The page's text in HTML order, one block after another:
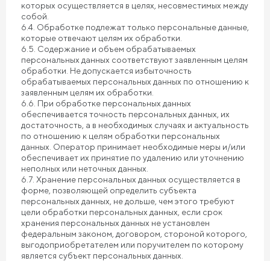
которых осуществляется в целях, несовместимых между
собой.
6.4. Обработке подлежат только персональные данные,
которые отвечают целям их обработки.
6.5. Содержание и объем обрабатываемых
персональных данных соответствуют заявленным целям
обработки. Не допускается избыточность
обрабатываемых персональных данных по отношению к
заявленным целям их обработки.
6.6. При обработке персональных данных
обеспечивается точность персональных данных, их
достаточность, а в необходимых случаях и актуальность
по отношению к целям обработки персональных
данных. Оператор принимает необходимые меры и/или
обеспечивает их принятие по удалению или уточнению
неполных или неточных данных.
6.7. Хранение персональных данных осуществляется в
форме, позволяющей определить субъекта
персональных данных, не дольше, чем этого требуют
цели обработки персональных данных, если срок
хранения персональных данных не установлен
федеральным законом, договором, стороной которого,
выгодоприобретателем или поручителем по которому
является субъект персональных данных.